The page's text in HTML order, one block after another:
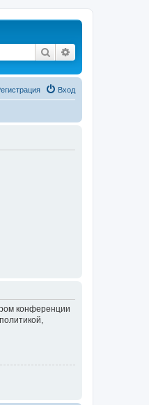
Поиск
Вход
конференции